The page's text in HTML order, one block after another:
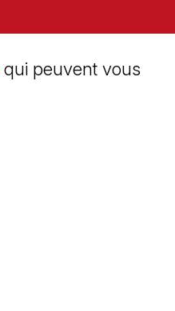
qui peuvent vous